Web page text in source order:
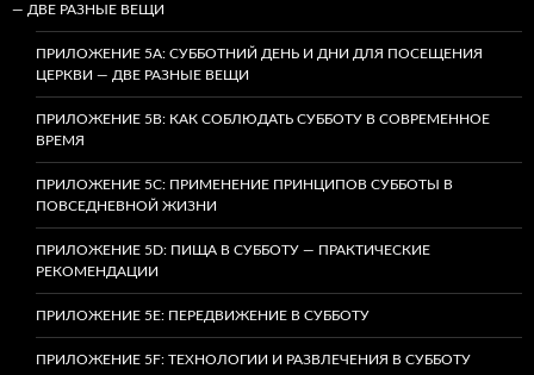
— ДВЕ РАЗНЫЕ ВЕЩИ
ПРИЛОЖЕНИЕ 5A: СУББОТНИЙ ДЕНЬ И ДНИ ДЛЯ ПОСЕЩЕНИЯ
ЦЕРКВИ — ДВЕ РАЗНЫЕ ВЕЩИ
ПРИЛОЖЕНИЕ 5B: КАК СОБЛЮДАТЬ СУББОТУ В СОВРЕМЕННОЕ
ВРЕМЯ
ПРИЛОЖЕНИЕ 5C: ПРИМЕНЕНИЕ ПРИНЦИПОВ СУББОТЫ В
ПОВСЕДНЕВНОЙ ЖИЗНИ
ПРИЛОЖЕНИЕ 5D: ПИЩА В СУББОТУ — ПРАКТИЧЕСКИЕ
РЕКОМЕНДАЦИИ
ПРИЛОЖЕНИЕ 5E: ПЕРЕДВИЖЕНИЕ В СУББОТУ
ПРИЛОЖЕНИЕ 5F: ТЕХНОЛОГИИ И РАЗВЛЕЧЕНИЯ В СУББОТУ